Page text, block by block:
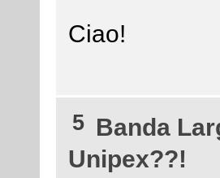
Ciao!
5 Banda
Unipex??!